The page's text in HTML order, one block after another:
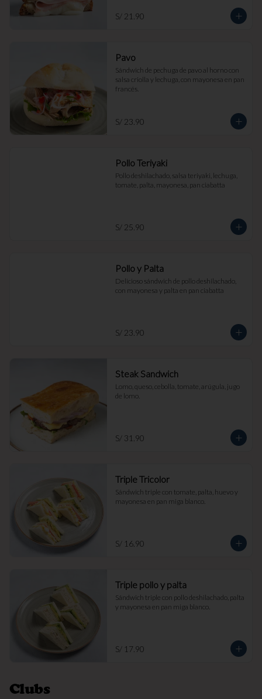
S/ 21.90
Pavo
Sándwich de pechuga de pavo al horno con
salsa criolla y lechuga, con mayonesa en pan
francés.
S/ 23.90
Pollo Teriyaki
Pollo deshilachado, salsa teriyaki, lechuga,
tomate, palta, mayonesa, pan ciabatta
S/ 25.90
Pollo y Palta
Delicioso sándwich de pollo deshilachado,
con mayonesa y palta en pan ciabatta
S/ 23.90
Steak Sandwich
Lomo, queso, cebolla, tomate, arúgula, jugo
de lomo.
S/ 31.90
Triple Tricolor
Sándwich triple con tomate, palta, huevo y
mayonesa en pan miga blanco.
S/ 16.90
Triple pollo y palta
Sándwich triple con pollo deshilachado, palta
y mayonesa en pan miga blanco.
S/ 17.90
Clubs